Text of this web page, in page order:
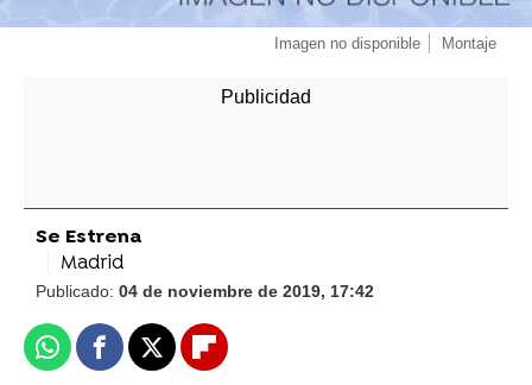
Imagen no disponible Montaje
Se Estrena
Madrid
Publicado: 04 de noviembre de 2019, 17:42
WhatsappFacebook
X Flipboard